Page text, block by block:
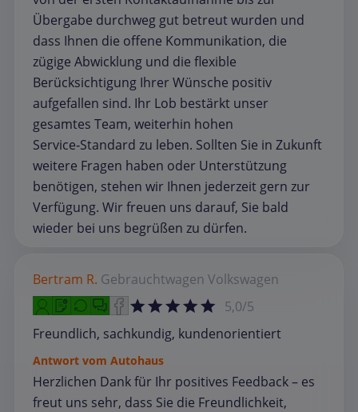
Übergabe durchweg gut betreut wurden und
dass Ihnen die offene Kommunikation, die
zügige Abwicklung und die flexible
Berücksichtigung Ihrer Wünsche positiv
aufgefallen sind. Ihr Lob bestärkt unser
gesamtes Team, weiterhin hohen
Service‑Standard zu leben. Sollten Sie in Zukunft
weitere Fragen haben oder Unterstützung
benötigen, stehen wir Ihnen jederzeit gern zur
Verfügung. Wir freuen uns darauf, Sie bald
wieder bei uns begrüßen zu dürfen.
Bertram R. Gebrauchtwagen Volkswagen
5,0/5
Freundlich, sachkundig, kundenorientiert
Antwort vom Autohaus
Herzlichen Dank für Ihr positives Feedback – es
freut uns sehr, dass Sie die Freundlichkeit,